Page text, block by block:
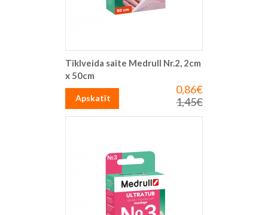
Tīklveida saite Medrull Nr.2, 2cm
x 50cm
Īpaša
cena
0,86€
Parastā
cena
1,45€
Apskatīt